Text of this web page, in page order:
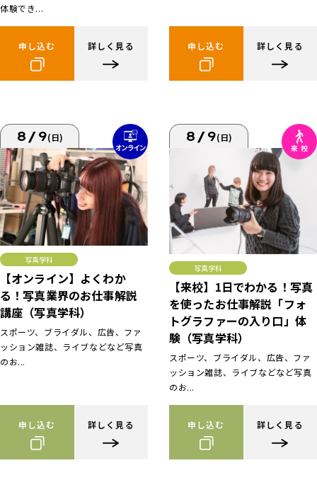
体験でき...
申し込む 詳しく見る 申し込む 詳しく見る
8/9(日)
写真学科
【オンライン】よくわか
る！写真業界のお仕事解説
講座（写真学科）
スポーツ、ブライダル、広告、ファ
ッション雑誌、ライブなどなど写真
のお...
申し込む 詳しく見る
8/9(日)
写真学科
【来校】1日でわかる！写真
を使ったお仕事解説「フォ
トグラファーの入り口」体
験（写真学科）
スポーツ、ブライダル、広告、ファ
ッション雑誌、ライブなどなど写真
のお...
申し込む 詳しく見る